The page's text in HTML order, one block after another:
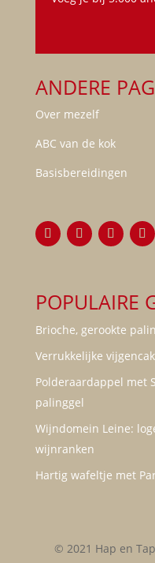
ANDERE
Over mezelf
ABC van de kok
Basisbereidingen
POPULAIRE
Brioche, gerookte
Verrukkelijke
Polderaardappel met
palinggel
Wijndomein Leine:
wijnranken
Hartig wafeltje met
© 2021 Hap en